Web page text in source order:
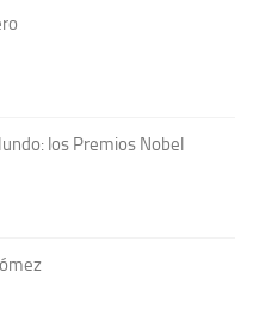
los Premios Nobel